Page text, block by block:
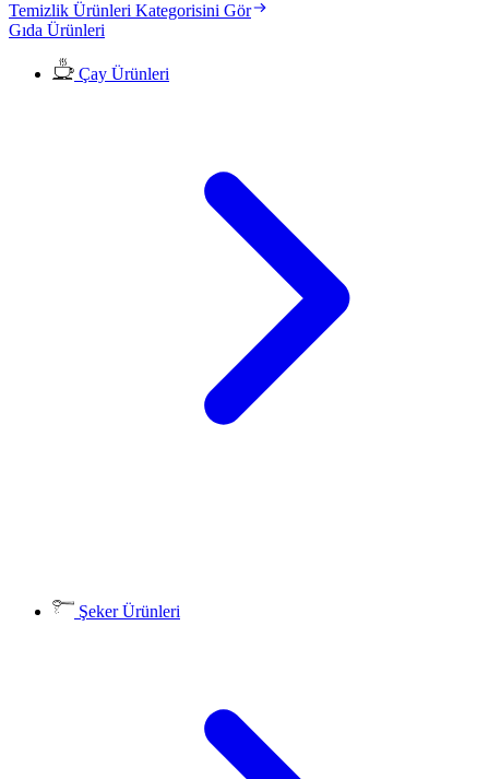
Temizlik Ürünleri Kategorisini Gör
Gıda Ürünleri
Çay Ürünleri
Şeker Ürünleri